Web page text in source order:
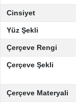
Cinsiyet
Yüz Şekli
Çerçeve Rengi
Çerçeve Şekli
Çerçeve Materyali